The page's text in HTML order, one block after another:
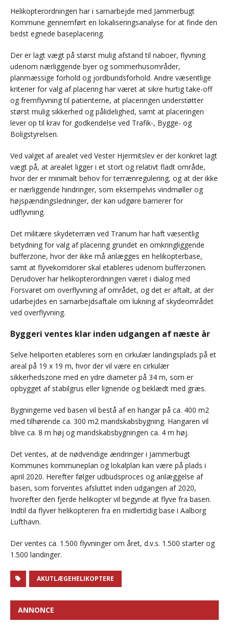
Helikopterordningen har i samarbejde med Jammerbugt
Kommune gennemført en lokaliseringsanalyse for at finde den
bedst egnede baseplacering.
Der er lagt vægt på størst mulig afstand til naboer, flyvning
udenom nærliggende byer og sommerhusområder,
planmæssige forhold og jordbundsforhold. Andre væsentlige
kriterier for valg af placering har været at sikre hurtig take-off
og fremflyvning til patienterne, at placeringen understøtter
størst mulig sikkerhed og pålidelighed, samt at placeringen
lever op til krav for godkendelse ved Trafik-, Bygge- og
Boligstyrelsen.
Ved valget af arealet ved Vester Hjermitslev er der konkret lagt
vægt på, at arealet ligger i et stort og relativt fladt område,
hvor der er minimalt behov for terrænregulering, og at der ikke
er nærliggende hindringer, som eksempelvis vindmøller og
højspændingsledninger, der kan udgøre barrierer for
udflyvning.
Det militære skydeterræn ved Tranum har haft væsentlig
betydning for valg af placering grundet en omkringliggende
bufferzone, hvor der ikke må anlægges en helikopterbase,
samt at flyvekorridorer skal etableres udenom bufferzonen.
Derudover har helikopterordningen været i dialog med
Forsvaret om overflyvning af området, og det er aftalt, at der
udarbejdes en samarbejdsaftale om lukning af skydeområdet
ved overflyvning.
Byggeri ventes klar inden udgangen af næste år
Selve heliporten etableres som en cirkulær landingsplads på et
areal på 19 x 19 m, hvor der vil være en cirkulær
sikkerhedszone med en ydre diameter på 34 m, som er
opbygget af stabilgrus eller lignende og beklædt med græs.
Bygningerne ved basen vil bestå af en hangar på ca. 400 m2
med tilhørende ca. 300 m2 mandskabsbygning. Hangaren vil
blive ca. 8 m høj og mandskabsbygningen ca. 4 m høj.
Det ventes, at de nødvendige ændringer i Jammerbugt
Kommunes kommuneplan og lokalplan kan være på plads i
april 2020. Herefter følger udbudsproces og anlæggelse af
basen, som forventes afsluttet inden udgangen af 2020,
hvorefter den fjerde helikopter vil begynde at flyve fra basen.
Indtil da flyver helikopteren fra en midlertidig base i Aalborg
Lufthavn.
Der ventes ca. 1.500 flyvninger om året, d.v.s. 1.500 starter og
1.500 landinger.
AKUTLÆGEHELIKOPTERE
ANNONCE